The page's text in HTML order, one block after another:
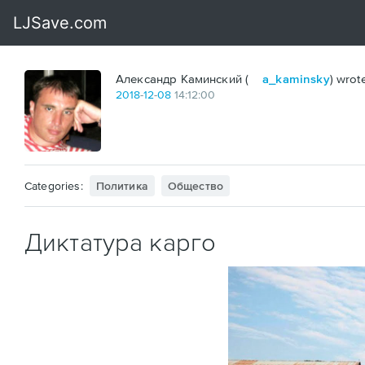
Александр Каминский ( a_kaminsky)
2018-12-08 14:12:00
Categories: Политика Общество
Диктатура карго